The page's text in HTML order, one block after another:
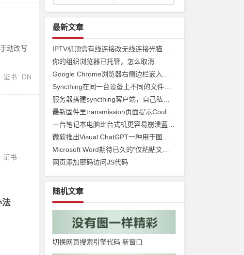
动改写
证书
DN
证书
最新文章
你的组织浏览器已托管，怎么取消
网页添加密码访问JS代码
随机文章
切换网页搜索引擎代码 新窗口